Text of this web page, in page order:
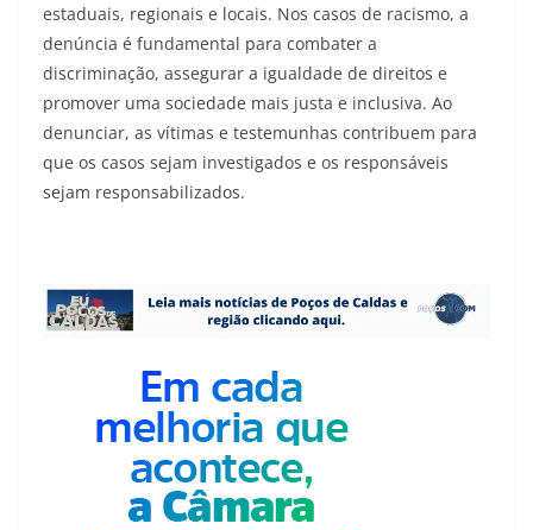
estaduais, regionais e locais. Nos casos de racismo, a
denúncia é fundamental para combater a
discriminação, assegurar a igualdade de direitos e
promover uma sociedade mais justa e inclusiva. Ao
denunciar, as vítimas e testemunhas contribuem para
que os casos sejam investigados e os responsáveis
sejam responsabilizados.